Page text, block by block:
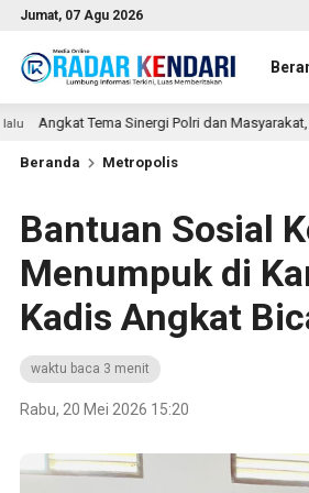
Jumat, 07 Agu 2026
dan Masyarakat, MEK TV Berikan
Beranda Metropolis
Bantuan Sosial
Menumpuk di
Kadis Angkat
waktu baca 3 menit
Rabu, 20 Mei 2026 15:20